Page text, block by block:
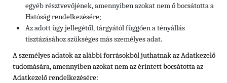
egyéb résztvevőjének, amennyiben azokat nem ő bocsátotta a
Hatóság rendelkezésére;
Az adott ügy jellegétől, tárgyától függően a tényállás
tisztázásához szükséges más személyes adat.
A személyes adatok az alábbi forrásokból juthatnak az Adatkezelő
tudomására, amennyiben azokat nem az érintett bocsátotta az
Adatkezelő rendelkezésére: